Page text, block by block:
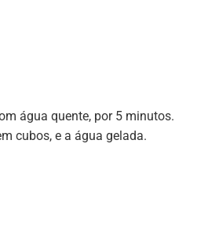
água quente, por 5 minutos.
cubos, e a água gelada.